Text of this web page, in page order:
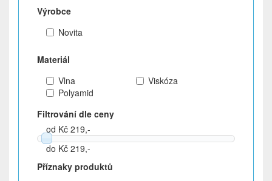
Výrobce
Novita
Materiál
Vlna
Viskóza
Polyamid
Filtrování dle ceny
od Kč 219,-
do Kč 219,-
Příznaky produktů